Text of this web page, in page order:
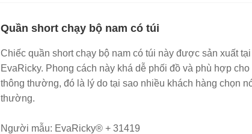
Quần short chạy bộ nam có túi
Chiếc quần short chạy bộ nam có túi này được sản xuất
EvaRicky. Phong cách này khá dễ phối đồ và phù hợp
thông thường, đó là lý do tại sao nhiều khách hàng chọn
thường.
Người mẫu: EvaRicky® + 31419